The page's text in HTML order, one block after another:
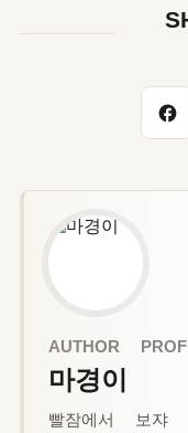
AUTHOR
마경이
빨잠에서 보쟈